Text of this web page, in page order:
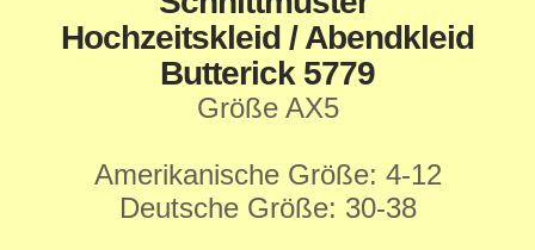
Hochzeitskleid / Abendkleid
Butterick 5779
Größe AX5
Amerikanische Größe: 4-12
Deutsche Größe: 30-38